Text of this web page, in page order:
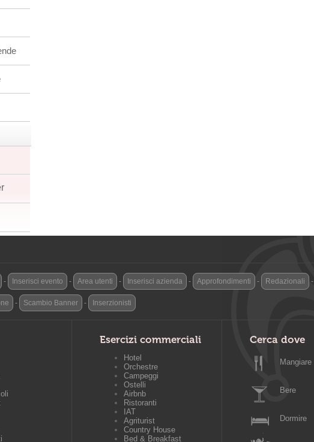
- Inserisci evento - Area utenti - Inserisci azienda - Approfondimenti - Redazionali -
- Scambio Banner - Inserzionisti
Esercizi commerciali
Hotel
Orchestre
Campeggi
Ostelli
Airbnb
Ristoranti
IAT
Agriturist
Country House
Bed & Breakfast
Cerca dove
Mangiare
Bere
Dormire